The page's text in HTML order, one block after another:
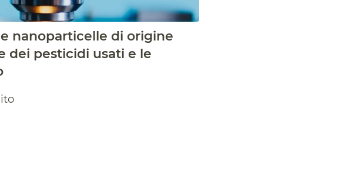
nanoparticelle di origine
dei pesticidi usati e le